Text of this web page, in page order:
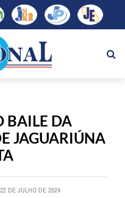
BAILE DA
JAGUARIÚNA
22 DE JULHO DE 2024